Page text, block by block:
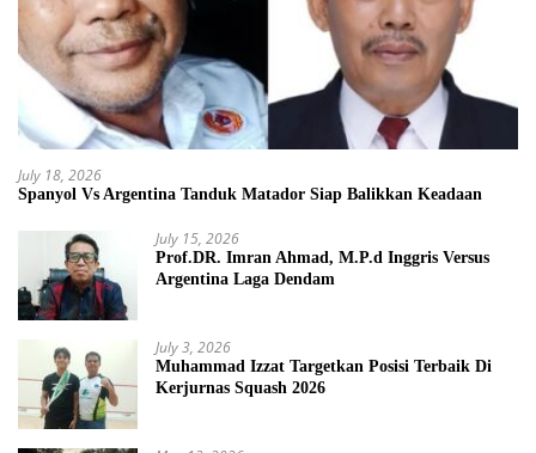
July 18, 2026
Spanyol Vs Argentina Tanduk Matador Siap Balikkan Keadaan
July 15, 2026
Prof.DR. Imran Ahmad, M.P.d Inggris Versus
Argentina Laga Dendam
July 3, 2026
Muhammad Izzat Targetkan Posisi Terbaik Di
Kerjurnas Squash 2026